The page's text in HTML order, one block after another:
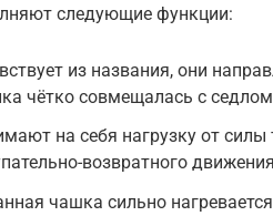
следующие функции:
из названия, они
чётко совмещалась с
на себя нагрузку от
возвратного
чашка сильно